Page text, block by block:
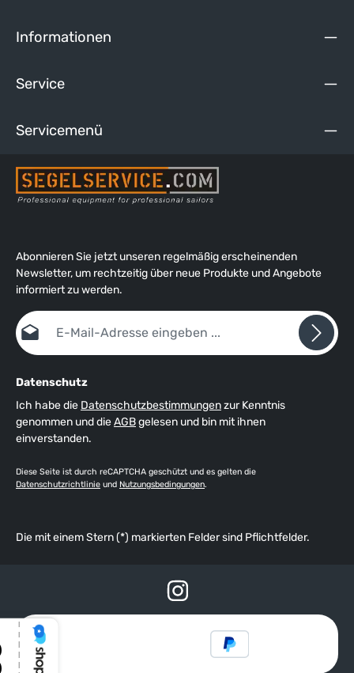
Informationen
Service
Servicemenü
Abonnieren Sie jetzt unseren regelmäßig erscheinenden
Newsletter, um rechtzeitig über neue Produkte und Angebote
informiert zu werden.
E-Mail-Adresse*
Datenschutz
Ich habe die Datenschutzbestimmungenzur Kenntnis
genommen und dieAGBgelesen und bin mit ihnen
einverstanden.
Diese Seite ist durch reCAPTCHA geschützt und es gelten die
Datenschutzrichtlinie und Nutzungsbedingungen.
Die mit einem Stern (*) markierten Felder sind Pflichtfelder.